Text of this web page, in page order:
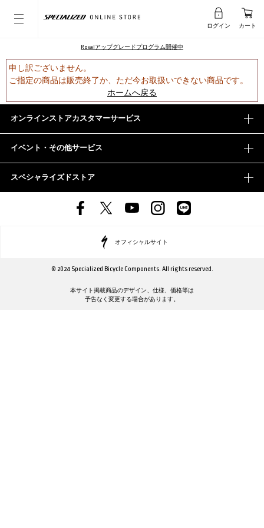
ログイン カート
Rovalアップグレードプログラム開催中
申し訳ございません。
ご指定の商品は販売終了か、ただ今お取扱いできない商品です。
ホームへ戻る
オンラインストアカスタマーサービス
イベント・その他サービス
スペシャライズドストア
オフィシャルサイト
© 2024 Specialized Bicycle Components. All rights reserved.
本サイト掲載商品のデザイン、仕様、価格等は
予告なく変更する場合があります。